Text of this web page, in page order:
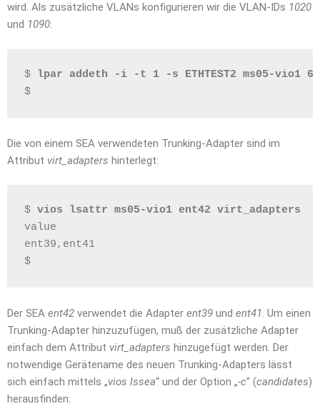
wird. Als zusätzliche VLANs konfigurieren wir die VLAN-IDs 1020
und 1090:
$
lpar addeth -i -t 1 -s ETHTEST2 ms05-vio1
$
Die von einem SEA verwendeten Trunking-Adapter sind im
Attribut virt_adapters hinterlegt:
$ vios lsattr ms05-vio1 ent42 virt_adapters
value
ent39,ent41
$
Der SEA ent42 verwendet die Adapter ent39 und ent41. Um einen
Trunking-Adapter hinzuzufügen, muß der zusätzliche Adapter
einfach dem Attribut virt_adapters hinzugefügt werden. Der
notwendige Gerätename des neuen Trunking-Adapters lässt
sich einfach mittels „vios lssea“ und der Option „-c“ (candidates)
herausfinden: